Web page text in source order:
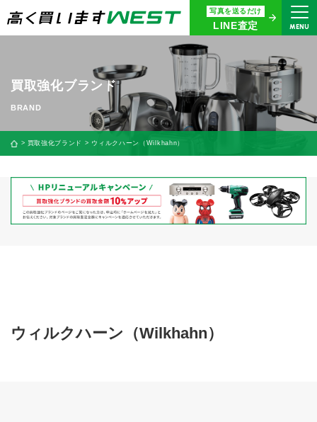
写真を送るだけ
LINE査定 MENU
まずはお気軽にお問い合わせ・
査定をご依頼ください
買取専用ダイヤル
0120-914-094
9:00〜18:30(年中無休)
24時間365日受付
買取に関する質問や相談もすぐにできて便利
簡単操作！LINE査定
買取強化ブランド
買取強化ブランド ウィルクハーン（Wilkhahn）
ウィルクハーン（Wilkhahn）